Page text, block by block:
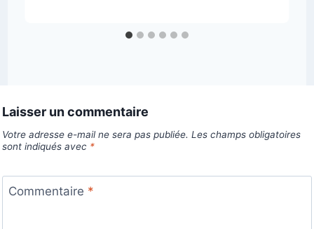
Laisser un commentaire
Votre adresse e-mail ne sera pas publiée. Les champs obligatoires
sont indiqués avec *
Commentaire *